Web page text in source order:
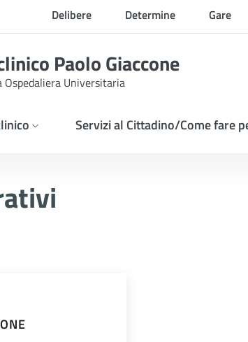
Delibere Determine Gare
Paolo Giaccone
Ospedaliera Universitaria
Servizi al Cittadino/Come fare